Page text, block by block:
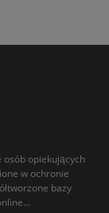
osób opiekujących
w ochronie
bazy